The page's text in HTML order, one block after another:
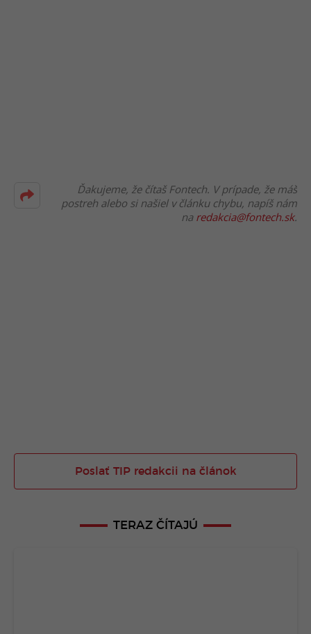
Ďakujeme, že čítaš Fontech. V prípade, že máš
postreh alebo si našiel v článku chybu, napíš nám
na redakcia@fontech.sk.
Poslať TIP redakcii na článok
TERAZ ČÍTAJÚ